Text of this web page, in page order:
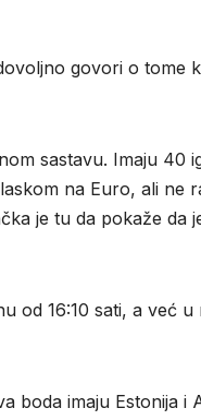
govori o tome
sastavu. Imaju 40
na Euro, ali ne
je tu da pokaže da
od 16:10 sati, a već u
boda imaju Estonija i